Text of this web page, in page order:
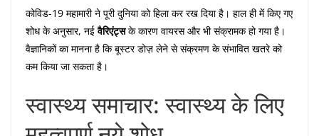
कोविड-19 महामारी ने पूरी दुनिया को हिला कर रख दिया है। हाल ही में किए गए
शोध के अनुसार, नईवैरिएंट्सके कारण वायरस और भी संक्रामक हो गया है।
वैज्ञानिकों का मानना है कि बूस्टर डोज़ लेने से संक्रमण के संभावित खतरे को
कम किया जा सकता है।
स्वास्थ्य समाचार: स्वास्थ्य के लिए